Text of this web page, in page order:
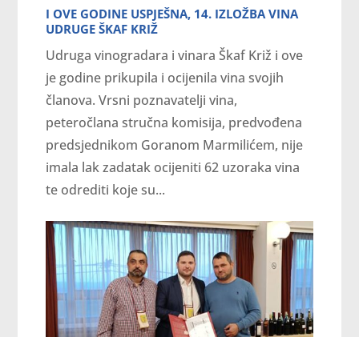
I OVE GODINE USPJEŠNA, 14. IZLOŽBA VINA
UDRUGE ŠKAF KRIŽ
Udruga vinogradara i vinara Škaf Križ i ove
je godine prikupila i ocijenila vina svojih
članova. Vrsni poznavatelji vina,
peteročlana stručna komisija, predvođena
predsjednikom Goranom Marmilićem, nije
imala lak zadatak ocijeniti 62 uzoraka vina
te odrediti koje su...